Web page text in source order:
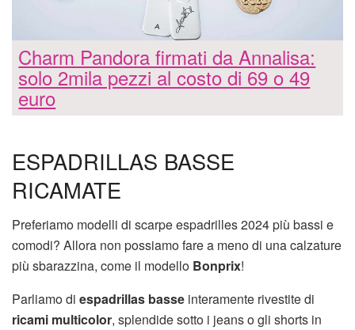
Charm Pandora firmati da Annalisa:
solo 2mila pezzi al costo di 69 o 49
euro
ESPADRILLAS BASSE
RICAMATE
Preferiamo modelli di scarpe espadrilles 2024 più bassi e
comodi? Allora non possiamo fare a meno di una calzature
più sbarazzina, come il modello Bonprix!
Parliamo di espadrillas basse interamente rivestite di
ricami multicolor, splendide sotto i jeans o gli shorts in